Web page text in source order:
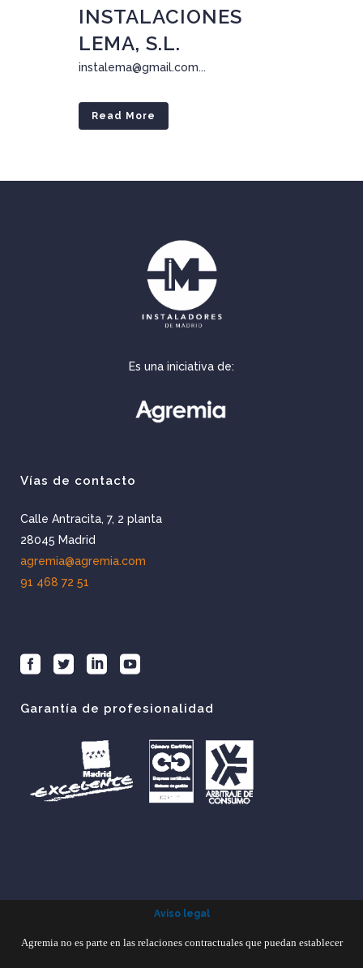
INSTALACIONES
LEMA, S.L.
instalema@gmail.com...
Read More
Es una iniciativa de:
Vías de contacto
Calle Antracita, 7, 2 planta
28045 Madrid
agremia@agremia.com
91 468 72 51
Garantía de profesionalidad
Aviso legal
Agremia no es parte en las relaciones contractuales que puedan establecer